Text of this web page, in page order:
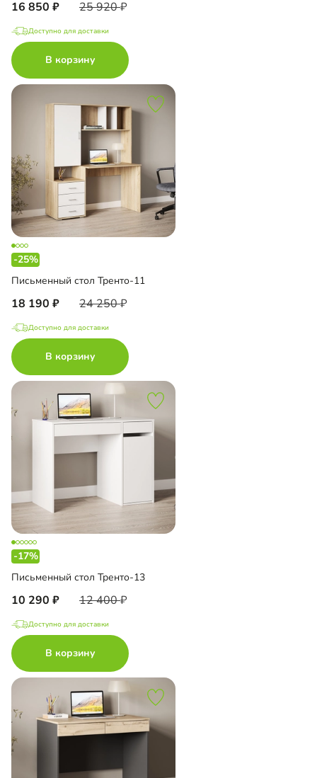
16 850 25 920
Доступно для доставки
В корзину
-25%
Письменный стол Тренто-11
18 190 24 250
Доступно для доставки
В корзину
-17%
Письменный стол Тренто-13
10 290 12 400
Доступно для доставки
В корзину